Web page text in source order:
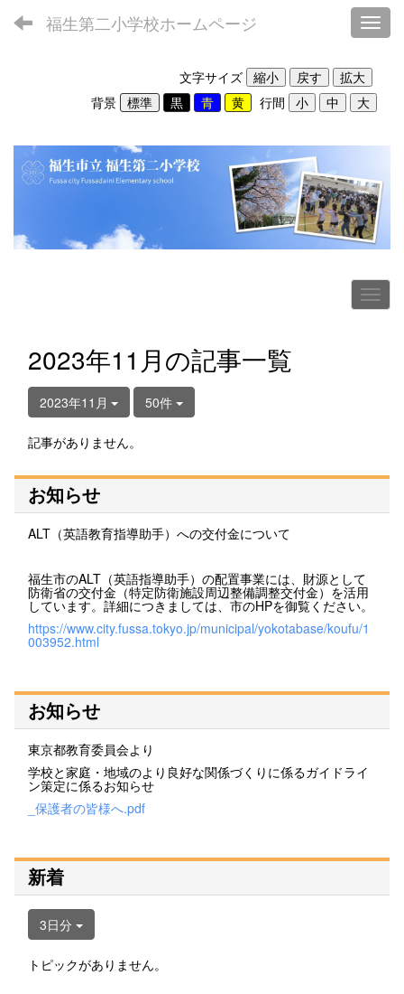
福生第二小学校ホームページ
文字サイズ
背景
行間
2023年11月の記事一覧
2023年11月 50件
記事がありません。
お知らせ
ALT（英語教育指導助手）への交付金について
福生市のALT（英語指導助手）の配置事業には、財源として
防衛省の交付金（特定防衛施設周辺整備調整交付金）を活用
しています。詳細につきましては、市のHPを御覧ください。
https://www.city.fussa.tokyo.jp/municipal/yokotabase/koufu/1
003952.html
お知らせ
東京都教育委員会より
学校と家庭・地域のより良好な関係づくりに係るガイドライ
ン策定に係るお知らせ
_保護者の皆様へ.pdf
新着
3日分
トピックがありません。